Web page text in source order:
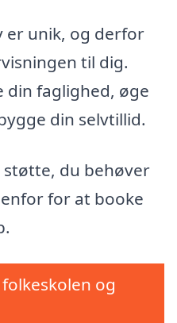
er unik, og derfor
til dig.
din faglighed, øge
din selvtillid.
støtte, du behøver
for at booke
og